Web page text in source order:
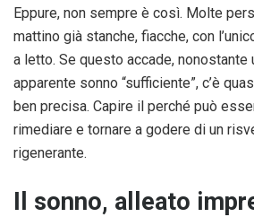
Eppure, non sempre è così. Molte
mattino già stanche, fiacche, con
a letto. Se questo accade, nonostante
apparente sonno “sufficiente”, c’è
ben precisa. Capire il perché può
rimediare e tornare a godere di un
rigenerante.
Il sonno, alleato